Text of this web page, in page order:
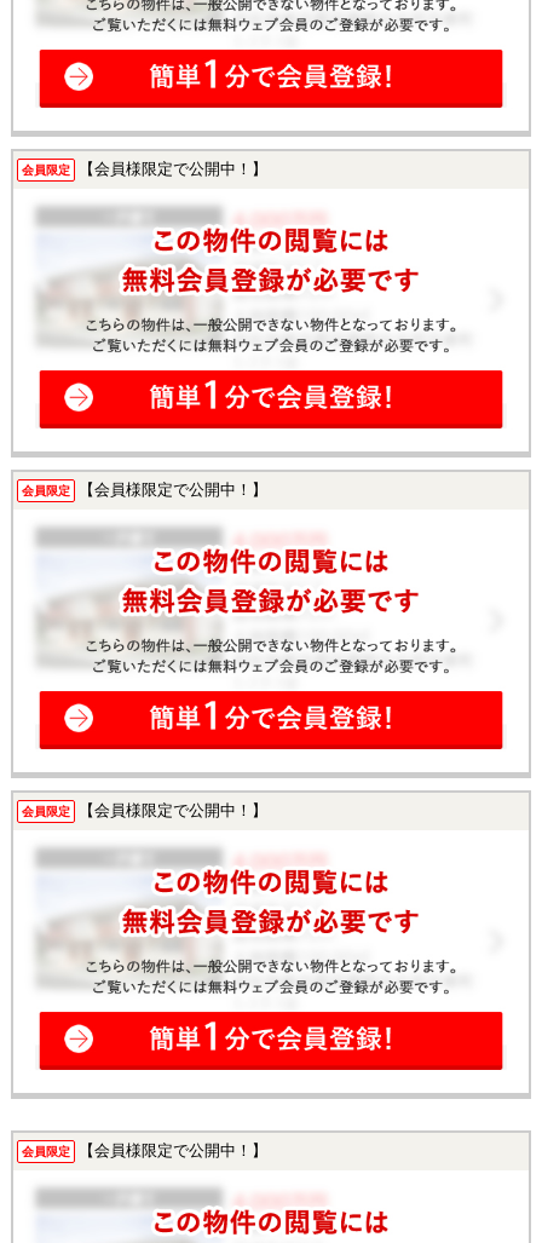
会員限定 【会員様限定で公開中！】
会員限定 【会員様限定で公開中！】
会員限定 【会員様限定で公開中！】
会員限定 【会員様限定で公開中！】